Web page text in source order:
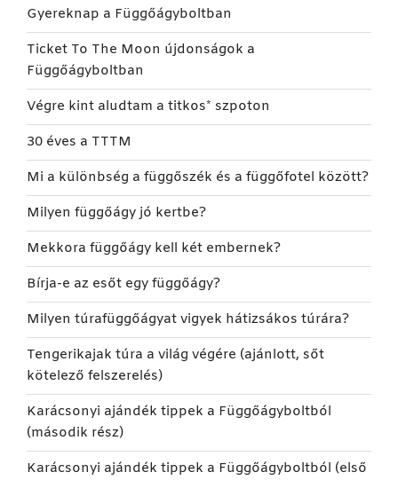
Gyereknap a Függőágyboltban
Ticket To The Moon újdonságok a
Függőágyboltban
Végre kint aludtam a titkos* szpoton
30 éves a TTTM
Mi a különbség a függőszék és a függőfotel között?
Milyen függőágy jó kertbe?
Mekkora függőágy kell két embernek?
Bírja-e az esőt egy függőágy?
Milyen túrafüggőágyat vigyek hátizsákos túrára?
Tengerikajak túra a világ végére (ajánlott, sőt
kötelező felszerelés)
Karácsonyi ajándék tippek a Függőágyboltból
(második rész)
Karácsonyi ajándék tippek a Függőágyboltból (első